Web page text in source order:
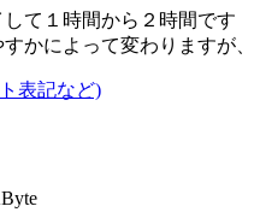
て１時間から２時間です
かによって変わりますが
表記など)